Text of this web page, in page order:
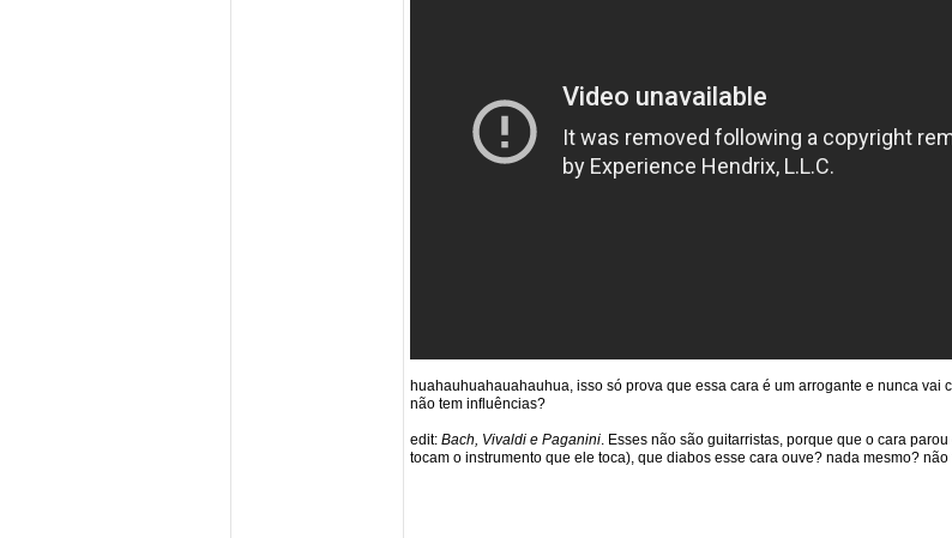
huahauhuahauahauhua, isso só prova que essa cara é um arrogante e nunca
não tem influências?
edit: Bach, Vivaldi e Paganini. Esses não são guitarristas, porque que o cara
tocam o instrumento que ele toca), que diabos esse cara ouve? nada mesmo?